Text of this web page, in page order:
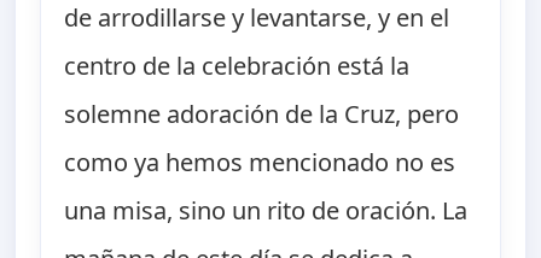
de arrodillarse y levantarse, y en el
centro de la celebración está la
solemne adoración de la Cruz, pero
como ya hemos mencionado no es
una misa, sino un rito de oración. La